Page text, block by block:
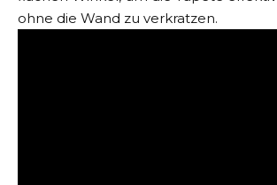
ohne die Wand zu verkratzen.